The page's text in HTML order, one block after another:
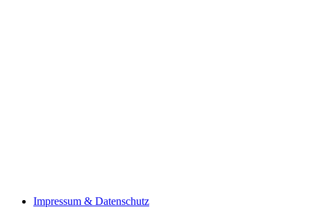
Impressum & Datenschutz